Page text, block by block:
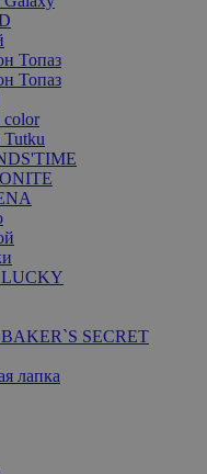
Топаз
Топаз
LUCKY
SECRET
лапка